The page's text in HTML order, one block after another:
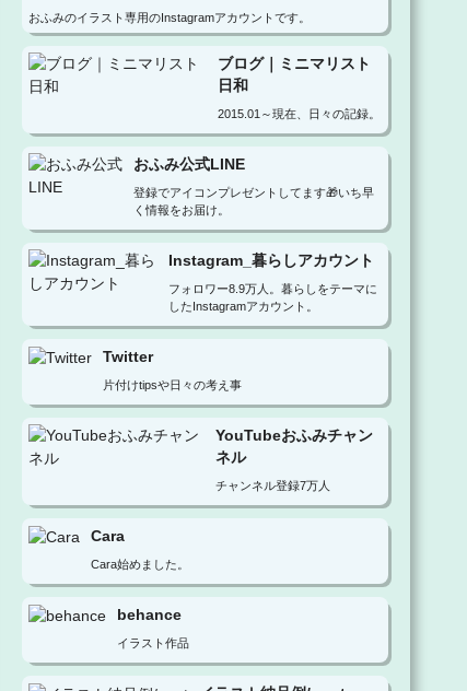
おふみのイラスト専用のInstagramアカウントです。
ブログ｜ミニマリスト
日和
2015.01～現在、日々の記録。
おふみ公式LINE
登録でアイコンプレゼントしてます🎁いち早
く情報をお届け。
Instagram_暮らしアカウント
フォロワー8.9万人。暮らしをテーマに
したInstagramアカウント。
Twitter
片付けtipsや日々の考え事
YouTubeおふみチャン
ネル
チャンネル登録7万人
Cara
Cara始めました。
behance
イラスト作品